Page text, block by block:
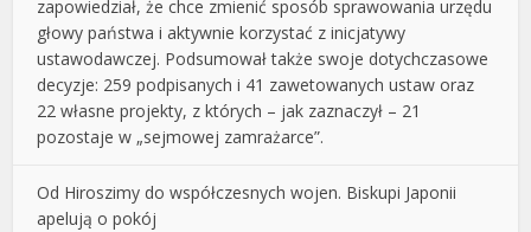
zapowiedział, że chce zmienić sposób sprawowania urzędu
głowy państwa i aktywnie korzystać z inicjatywy
ustawodawczej. Podsumował także swoje dotychczasowe
decyzje: 259 podpisanych i 41 zawetowanych ustaw oraz
22 własne projekty, z których – jak zaznaczył – 21
pozostaje w „sejmowej zamrażarce”.
Od Hiroszimy do współczesnych wojen. Biskupi Japonii
apelują o pokój